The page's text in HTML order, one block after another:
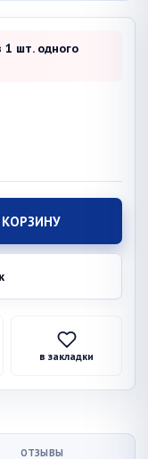
шт. одного
КОРЗИНУ
в закладки
ОТЗЫВЫ